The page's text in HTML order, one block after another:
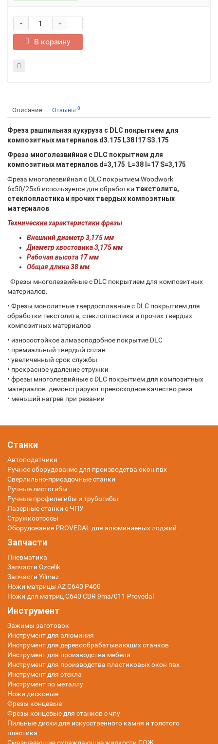
+
-
В корзину
Описание Отзывы 0
Фреза рашпильная кукуруза с DLC покрытием для
композитных материалов d3.175 L38 I17 S3.175
Фреза многолезвийная с DLC покрытием для
композитных материалов d=3,175 L=38 I=17 S=3,175
Фреза многолезвийная с DLC покрытием Woodwork
6х50/25х6 используется для обработки текстолита,
стеклопластика и прочих твердых композитных
материалов
Технические характеристики фрезы
Внешний диаметр 3,175 мм
Диаметр хвостовика 3,175 мм
Рабочая высота 17 мм
Общая длина 38 мм
Фрезы многолезвийные с DLC покрытием для композитных
материалов.
• Фрезы монолитные твердосплавные с DLC покрытием для
обработки текстолита, стеклопластика и прочих твердых
композитных материалов
• износостойкое алмазоподобное покрытие DLC
• премиальный твердый сплав
• увеличенный срок службы
• прекрасное удаление стружки
• фрезы многолезвийные с DLC покрытием для композитных
материалов демонстрируют превосходное качество реза
• меньший нагрев при резании
Станки
Автоподатчики
Ручное оборудование для производства окон пвх
Сверлильно-присадочные станки
Ручные листогибы
Ручные профилегибы и трубогибы
Лазерные станки с ЧПУ
Стружкоотсосы
Оборудование PROVEDAL для алюминиевых лоджий
Запчасти
Пневматика
Запчасти Ozcelik
Запчасти Yilmaz
Ножи матрицы AZ C640 P400
Ножи для матриц C640 CDR 9ma/011 Provedal
Инструмент
Зажимы заготовок
Инструмент для алюминия
Инструмент для деревообрабатывающих станков
Инструмент для производства мебели
Инструмент для производства пластиковых окон пвх
Инструмент для стекла
Инструмент по металлу
Ножи дисковые
Фрезы концевые
Фрезы концевые для станков с чпу
Пильные диски для искусственного камня и толстого
пластика